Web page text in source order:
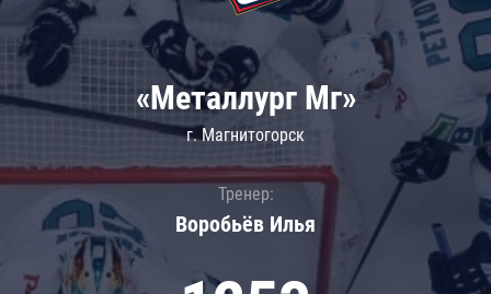
«Металлург Мг»
г. Магнитогорск
Тренер:
Воробьёв Илья